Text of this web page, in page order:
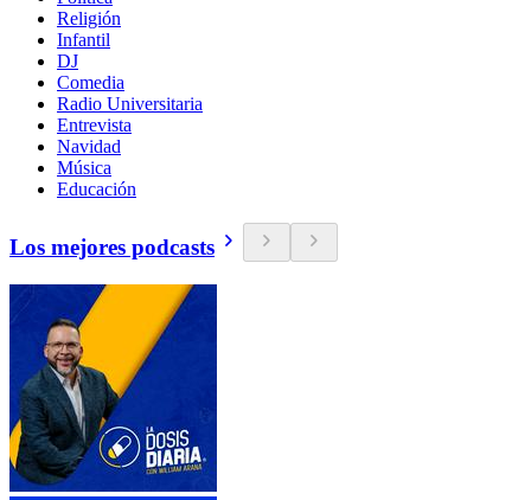
Religión
Infantil
DJ
Comedia
Radio Universitaria
Entrevista
Navidad
Música
Educación
Los mejores podcasts